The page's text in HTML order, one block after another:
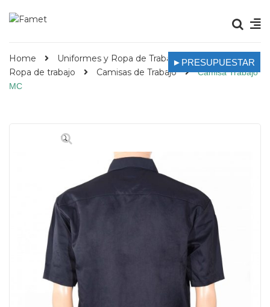
Home
Uniformes y Ropa de Trabajo
Ropa de trabajo
Camisas de Trabajo
Camisa Trabajo
MC
🔍
►PRESUPUESTAR